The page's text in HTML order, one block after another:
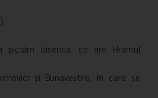
pictăm biserica, ce are Hramul
și Bunavestire, în care se